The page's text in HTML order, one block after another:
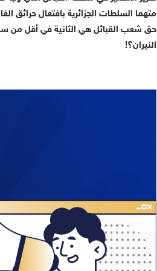
متهما السلطات الجزائرية بافتعال حرائق
حق شعب القبائل هي الثانية في أقل من
النيران؟!